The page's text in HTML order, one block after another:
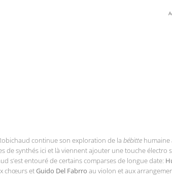
continue son exploration de la bébittehumaine
de synthés ici et là viennent ajouter une touche électro
s’est entouré de certains comparses de longue date:
chœurs etGuido Del Fabrro au violon et aux